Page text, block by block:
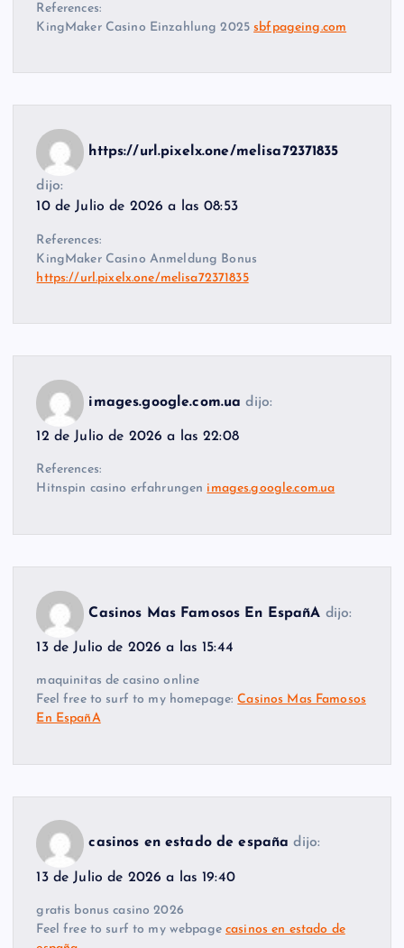
References:
KingMaker Casino Einzahlung 2025sbfpageing.com
https://url.pixelx.one/melisa72371835
dijo:
10 de Julio de 2026 a las 08:53
References:
KingMaker Casino Anmeldung Bonus
https://url.pixelx.one/melisa72371835
images.google.com.ua dijo:
12 de Julio de 2026 a las 22:08
References:
Hitnspin casino erfahrungen images.google.com.ua
Casinos Mas Famosos En EspañA dijo:
13 de Julio de 2026 a las 15:44
maquinitas de casino online
Feel free to surf to my homepage:Casinos Mas Famosos
En EspañA
casinos en estado de españa dijo:
13 de Julio de 2026 a las 19:40
gratis bonus casino 2026
Feel free to surf to my webpage casinos en estado de